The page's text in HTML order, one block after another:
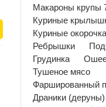
Макароны крупы
Куриные
Куриные окорочка
Ребрышки
Грудинка
Тушеное мясо
Фаршированный
Драники (деруны)